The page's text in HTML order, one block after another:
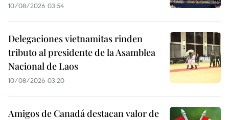
10/08/2026 03:54
Delegaciones vietnamitas rinden
tributo al presidente de la Asamblea
Nacional de Laos
10/08/2026 03:20
Amigos de Canadá destacan valor de